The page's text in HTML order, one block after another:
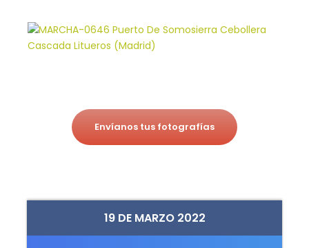
19 DE MARZO 2022
Envíanos tus fotografías